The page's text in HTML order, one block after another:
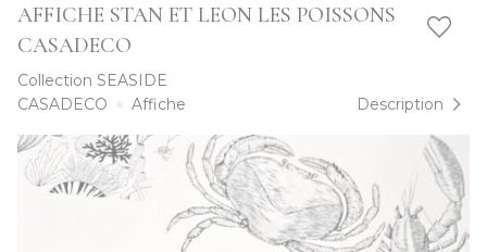
AFFICHE STAN ET LEON LES POISSONS
CASADECO
Collection SEASIDE
CASADECO
Affiche Description